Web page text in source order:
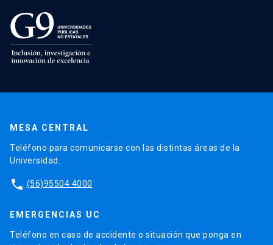
MESA CENTRAL
Teléfono para comunicarse con las distintas áreas de la
Universidad.
phone (56)95504 4000
EMERGENCIAS UC
Teléfono en caso de accidente o situación que ponga en